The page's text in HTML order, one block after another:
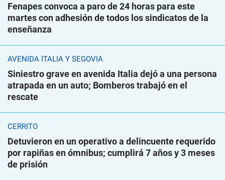
Fenapes convoca a paro de 24 horas para este
martes con adhesión de todos los sindicatos de la
enseñanza
AVENIDA ITALIA Y SEGOVIA
Siniestro grave en avenida Italia dejó a una persona
atrapada en un auto; Bomberos trabajó en el
rescate
CERRITO
Detuvieron en un operativo a delincuente requerido
por rapiñas en ómnibus; cumplirá 7 años y 3 meses
de prisión